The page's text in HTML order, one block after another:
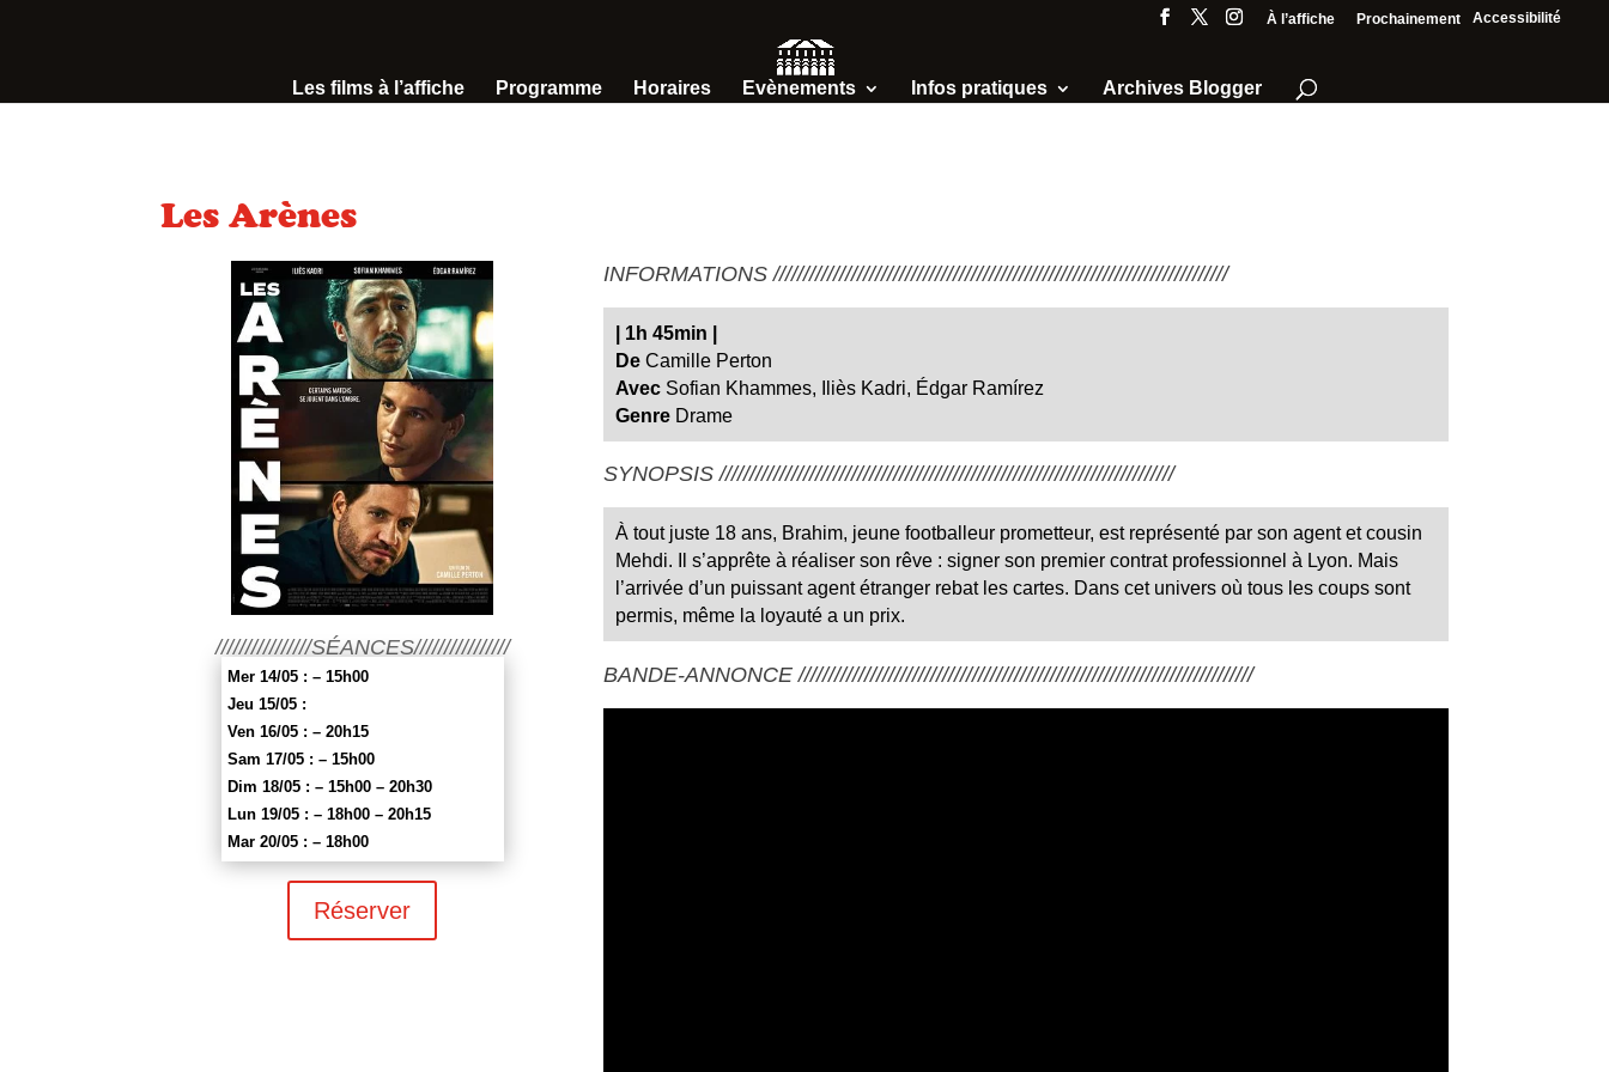
Accessibilité
À l’affiche Prochainement
Les films à l’affiche Programme Horaires Evènements Infos pratiques Archives Blogger
Les Arènes
////////////////SÉANCES////////////////
Mer 14/05 : – 15h00
Jeu 15/05 :
Ven 16/05 : – 20h15
Sam 17/05 : – 15h00
Dim 18/05 : – 15h00 – 20h30
Lun 19/05 : – 18h00 – 20h15
Mar 20/05 : – 18h00
Réserver
INFORMATIONS ////////////////////////////////////////////////////////////////////////////
1h 45min
DeCamille Perton
AvecSofian Khammes, Iliès Kadri, Édgar Ramírez
GenreDrame
SYNOPSIS ////////////////////////////////////////////////////////////////////////////
À tout juste 18 ans, Brahim, jeune footballeur prometteur, est représenté par son agent et cousin
Mehdi. Il s’apprête à réaliser son rêve : signer son premier contrat professionnel à Lyon. Mais
l’arrivée d’un puissant agent étranger rebat les cartes. Dans cet univers où tous les coups sont
permis, même la loyauté a un prix.
BANDE-ANNONCE ////////////////////////////////////////////////////////////////////////////